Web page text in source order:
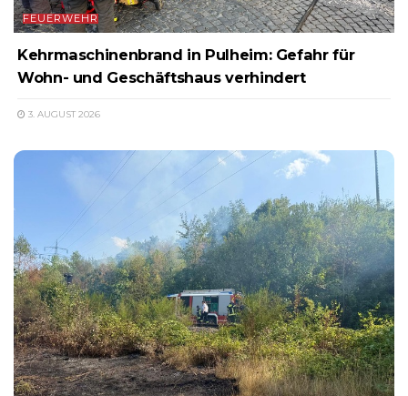
FEUERWEHR
Kehrmaschinenbrand in Pulheim: Gefahr für
Wohn- und Geschäftshaus verhindert
3. AUGUST 2026